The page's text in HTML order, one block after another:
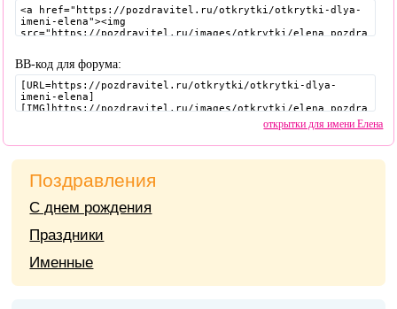
BB-код для форума:
открытки для имени Елена
Поздравления
С днем рождения
Праздники
Именные